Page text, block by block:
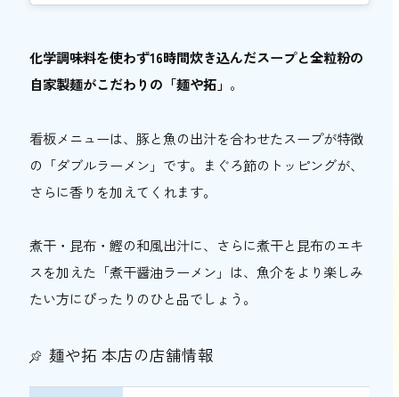
（淀川区・西中島南方）】
っぱい！
化学調味料を使わず16時間炊き込んだスープと全粒粉の
自家製麺がこだわりの「麺や拓」 。
看板メニューは、豚と魚の出汁を合わせたスープが特徴
の「ダブルラーメン」です。まぐろ節のトッピングが、
さらに香りを加えてくれます。
煮干・昆布・鰹の和風出汁に、さらに煮干と昆布のエキ
スを加えた「煮干醤油ラーメン」は、魚介をより楽しみ
たい方にぴったりのひと品でしょう。
麺や拓 本店の店舗情報